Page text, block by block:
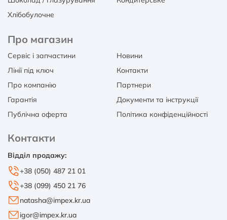
Хлібобулочне
Про магазин
Сервіс і запчастини
Новини
Лінії під ключ
Контакти
Про компанію
Партнери
Гарантія
Документи та інструкції
Публічна оферта
Політика конфіденційності
Контакти
Відділ продажу:
+38 (050) 487 21 01
+38 (099) 450 21 76
natasha@impex.kr.ua
igor@impex.kr.ua